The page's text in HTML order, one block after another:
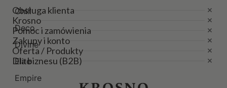
Chill
Deco
Divine
Elite
Empire
Obsługa klienta
Krosno
Pomoc i zamówienia
Zakupy i konto
Oferta / Produkty
Dla biznesu (B2B)